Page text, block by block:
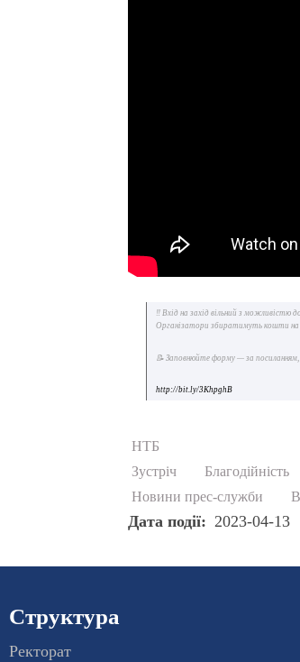
‼️ Вхід на захід вільний з можливістю
Організатори збиратимуть кошти на
📝 Заповнюйте форму — за посиланням,
http://bit.ly/3KhpghB
НТБ
Зустріч
Благодійність
Новини прес-служби
Дата події 2023-04-13
Структура
Ректорат